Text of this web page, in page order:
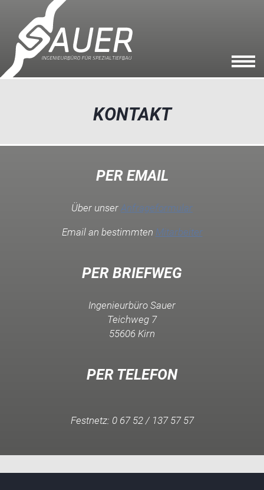
KONTAKT
PER EMAIL
Über unser Anfrageformular
Email an bestimmten Mitarbeiter
PER BRIEFWEG
Ingenieurbüro Sauer
Teichweg 7
55606 Kirn
PER TELEFON
Festnetz: 0 67 52 / 137 57 57